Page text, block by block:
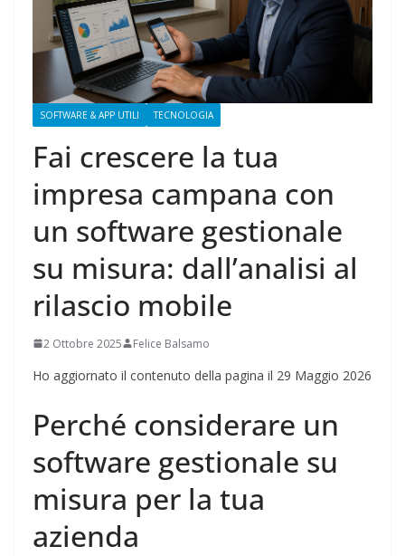
SOFTWARE & APP UTILI TECNOLOGIA
Fai crescere la tua
impresa campana con
un software gestionale
su misura: dall’analisi al
rilascio mobile
2 Ottobre 2025 Felice Balsamo
Ho aggiornato il contenuto della pagina il 29 Maggio 2026
Perché considerare un
software gestionale su
misura per la tua
azienda